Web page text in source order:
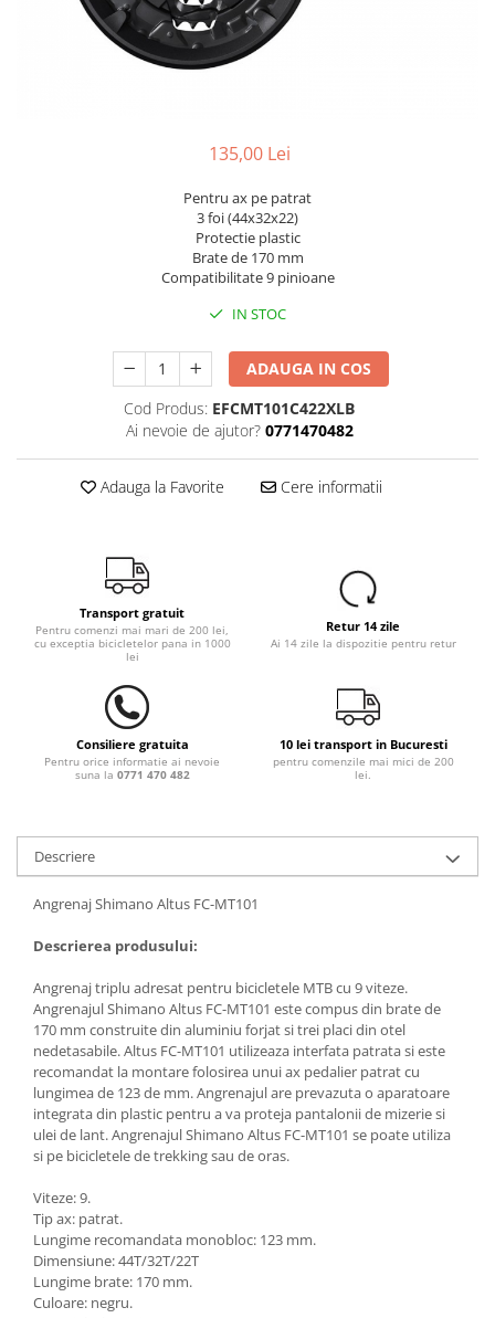
Reflectorizante
Manete schimbator
Schimbatoare si accesorii
135,00 Lei
Pentru ax pe patrat
3 foi (44x32x22)
Protectie plastic
Brate de 170 mm
Compatibilitate 9 pinioane
IN STOC
ADAUGA IN COS
Cod Produs: EFCMT101C422XLB
Ai nevoie de ajutor? 0771470482
Adauga la Favorite Cere informatii
Transport gratuit
Pentru comenzi mai mari de 200 lei,
cu exceptia bicicletelor pana in 1000
lei
Retur 14 zile
Ai 14 zile la dispozitie pentru retur
Consiliere gratuita
Pentru orice informatie ai nevoie
suna la 0771 470 482
10 lei transport in Bucuresti
pentru comenzile mai mici de 200
lei.
Descriere
Angrenaj Shimano Altus FC-MT101
Descrierea produsului:
Angrenaj triplu adresat pentru bicicletele MTB cu 9 viteze.
Angrenajul Shimano Altus FC-MT101 este compus din brate de
170 mm construite din aluminiu forjat si trei placi din otel
nedetasabile. Altus FC-MT101 utilizeaza interfata patrata si este
recomandat la montare folosirea unui ax pedalier patrat cu
lungimea de 123 de mm. Angrenajul are prevazuta o aparatoare
integrata din plastic pentru a va proteja pantalonii de mizerie si
ulei de lant. Angrenajul Shimano Altus FC-MT101 se poate utiliza
si pe bicicletele de trekking sau de oras.
Viteze: 9.
Tip ax: patrat.
Lungime recomandata monobloc: 123 mm.
Dimensiune:44T/32T/22T
Lungime brate: 170 mm.
Culoare: negru.